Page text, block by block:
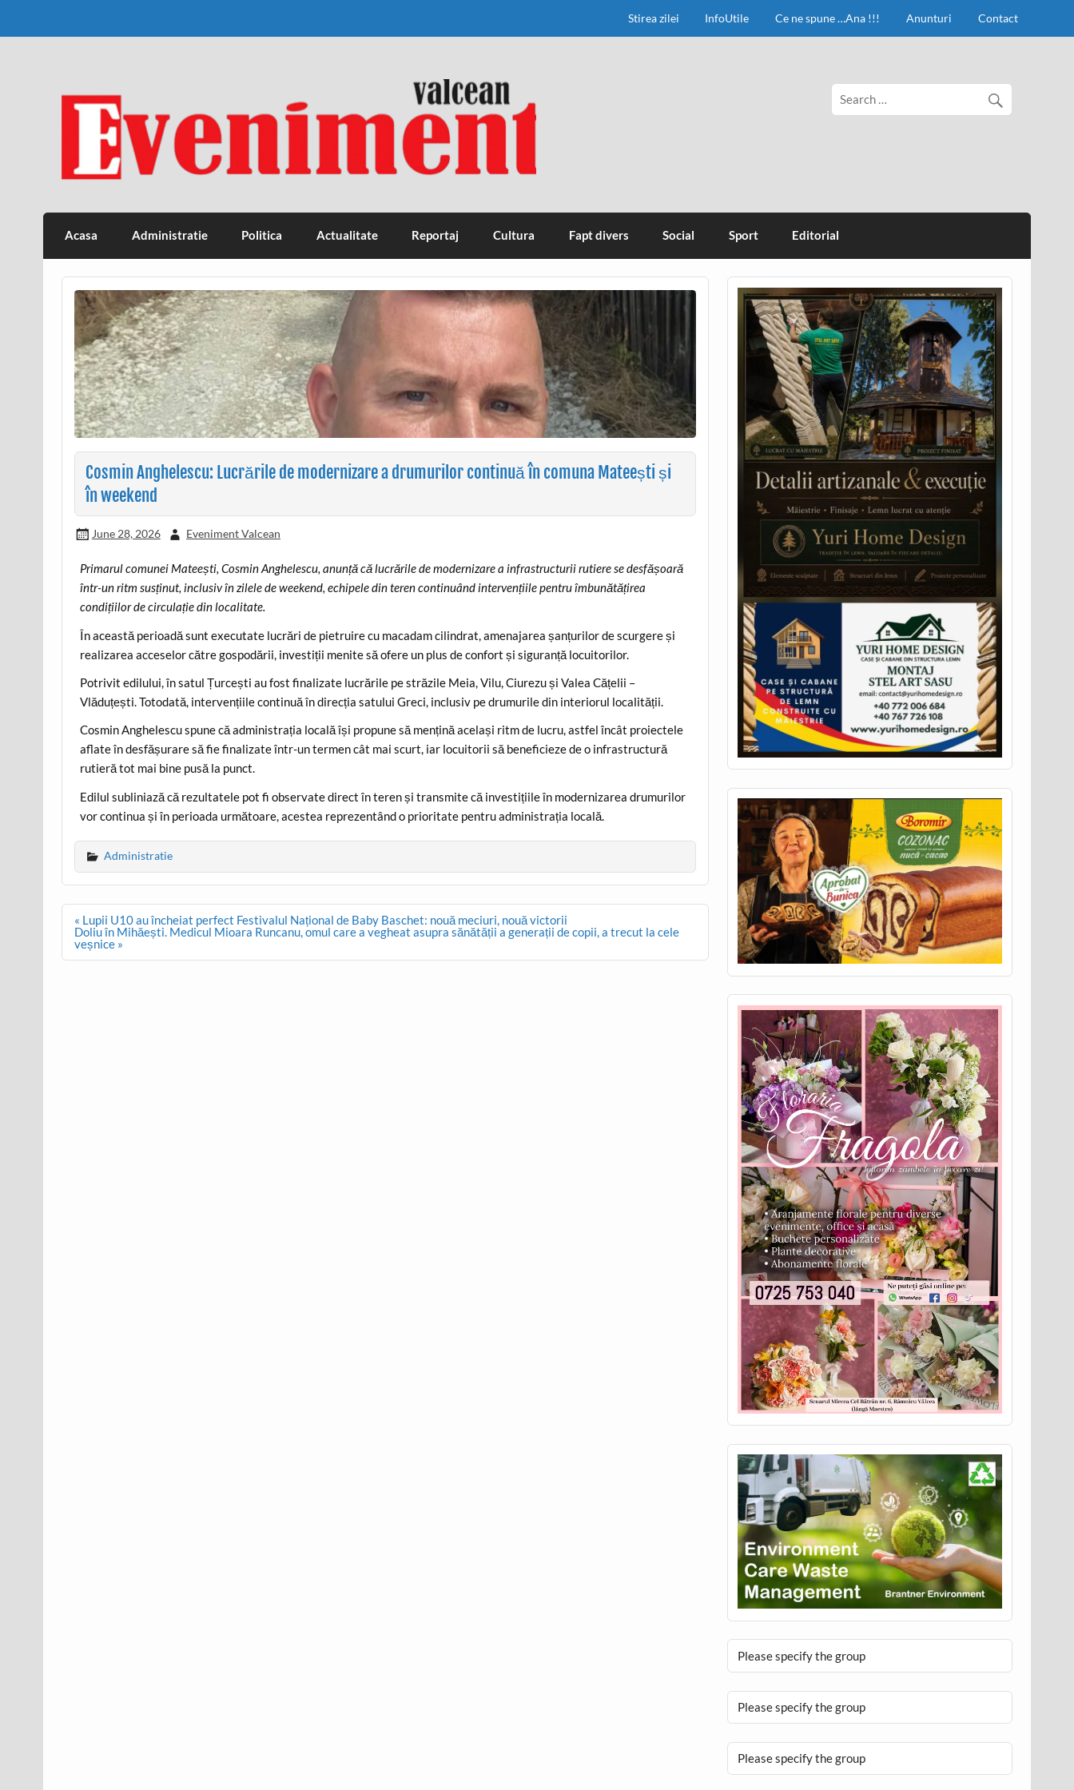
Stirea zilei InfoUtile Ce ne spune …Ana !!! Anunturi Contact
Eveniment Valcean
Acasa Administratie Politica Actualitate Reportaj Cultura Fapt divers Social Sport Editorial
Cosmin Anghelescu: Lucrările de modernizare a drumurilor continuă în comuna Mateești și
în weekend
June 28, 2026 Eveniment Valcean
Primarul comunei Mateești, Cosmin Anghelescu, anunță că lucrările de modernizare a infrastructurii rutiere se desfășoară
într-un ritm susținut, inclusiv în zilele de weekend, echipele din teren continuând intervențiile pentru îmbunătățirea
condițiilor de circulație din localitate.
În această perioadă sunt executate lucrări de pietruire cu macadam cilindrat, amenajarea șanțurilor de scurgere și
realizarea acceselor către gospodării, investiții menite să ofere un plus de confort și siguranță locuitorilor.
Potrivit edilului, în satul Țurcești au fost finalizate lucrările pe străzile Meia, Vilu, Ciurezu și Valea Cățelii –
Vlăduțești. Totodată, intervențiile continuă în direcția satului Greci, inclusiv pe drumurile din interiorul localității.
Cosmin Anghelescu spune că administrația locală își propune să mențină același ritm de lucru, astfel încât proiectele
aflate în desfășurare să fie finalizate într-un termen cât mai scurt, iar locuitorii să beneficieze de o infrastructură
rutieră tot mai bine pusă la punct.
Edilul subliniază că rezultatele pot fi observate direct în teren și transmite că investițiile în modernizarea drumurilor
vor continua și în perioada următoare, acestea reprezentând o prioritate pentru administrația locală.
Administratie
Post
navigation
« Lupii U10 au încheiat perfect Festivalul Național de Baby Baschet: nouă meciuri, nouă victorii
Doliu în Mihăești. Medicul Mioara Runcanu, omul care a vegheat asupra sănătății a generații de copii, a trecut la cele
veșnice »
Please specify the group
Please specify the group
Please specify the group